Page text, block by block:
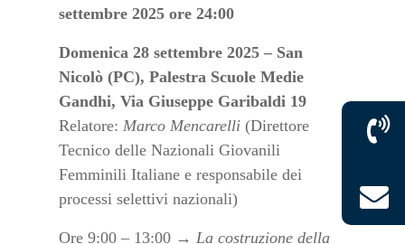
settembre 2025 ore 24:00
Domenica 28 settembre 2025 – San
Nicolò (PC), Palestra Scuole Medie
Gandhi, Via Giuseppe Garibaldi 19
Relatore: Marco Mencarelli (Direttore
Tecnico delle Nazionali Giovanili
Femminili Italiane e responsabile dei
processi selettivi nazionali)
Ore 9:00 – 13:00 → La costruzione della